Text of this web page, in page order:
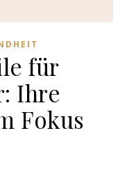
für
Ihre
Fokus